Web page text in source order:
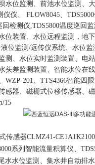
水位监测、前池水位监测、
仪、 FLOW8045、
检测仪,TDS5800温度巡回
位装置、水位远程监测，地
位监测/远传仪系统、水位
测、水位实时监测装置、电
头差监测装置、智能水位在
WZP-201、TTS4366智能四
感器、磁栅式位移传感器、
15
感器CLMZ41-
系列智能流量积算仪、
水水位监测、集水井自动排